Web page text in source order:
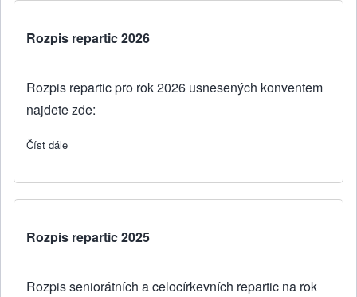
Rozpis repartic 2026
Rozpis repartic pro rok 2026 usnesených konventem
najdete zde:
Číst dále
Rozpis repartic 2025
Rozpis seniorátních a celocírkevních repartic na rok